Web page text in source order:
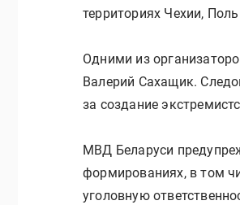
территориях Чехии,
Одними из
Валерий Сахащик.
за создание
МВД Беларуси
формированиях, в том
уголовную